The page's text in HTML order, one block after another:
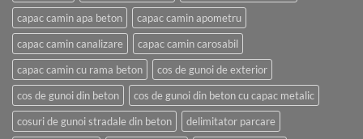
capac camin apa beton
capac camin apometru
capac camin canalizare
capac camin carosabil
capac camin cu rama beton
cos de gunoi de exterior
cos de gunoi din beton
cos de gunoi din beton cu capac metalic
cosuri de gunoi stradale din beton
delimitator parcare